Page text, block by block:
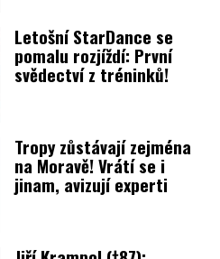
Letošní StarDance se
pomalu rozjíždí: První
svědectví z tréninků!
Tropy zůstávají zejména
na Moravě! Vrátí se i
jinam, avizují experti